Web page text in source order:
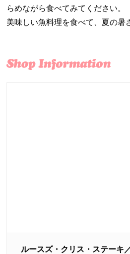
らめながら食べてみてください。
美味しい魚料理を食べて、夏の暑
ルースズ・クリス・ステーキ